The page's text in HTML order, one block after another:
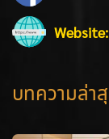
Website:
บทความล่า